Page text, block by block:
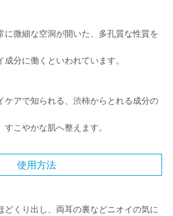
に微細な空洞が開いた、多孔質な性質を
分に働くといわれています。
ケアで知られる、渋柿からとれる成分の
こやかな肌へ整えます。
使用方法
くり出し、両耳の裏などニオイの気に